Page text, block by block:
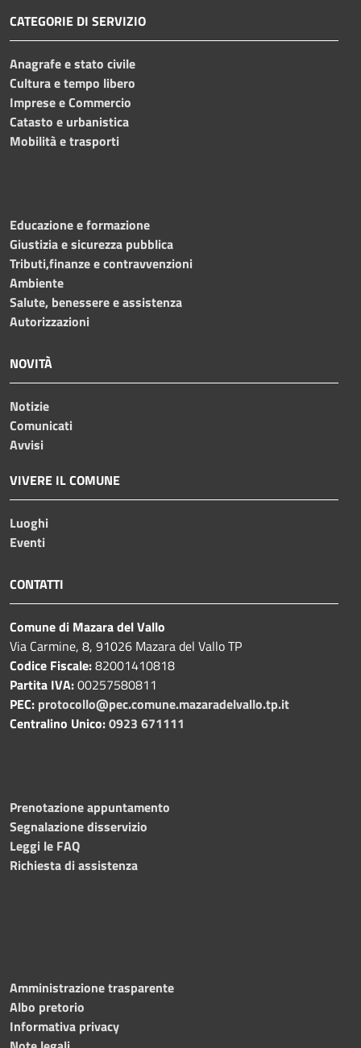
CATEGORIE DI SERVIZIO
Anagrafe e stato civile
Cultura e tempo libero
Imprese e Commercio
Catasto e urbanistica
Mobilità e trasporti
Educazione e formazione
Giustizia e sicurezza pubblica
Tributi,finanze e contravvenzioni
Ambiente
Salute, benessere e assistenza
Autorizzazioni
NOVITÀ
Notizie
Comunicati
Avvisi
VIVERE IL COMUNE
Luoghi
Eventi
CONTATTI
Comune di Mazara del Vallo
Via Carmine, 8, 91026 Mazara del Vallo TP
Codice Fiscale:82001410818
Partita IVA:00257580811
PEC: protocollo@pec.comune.mazaradelvallo.tp.it
Centralino Unico:0923 671111
Prenotazione appuntamento
Segnalazione disservizio
Leggi le FAQ
Richiesta di assistenza
Amministrazione trasparente
Albo pretorio
Informativa privacy